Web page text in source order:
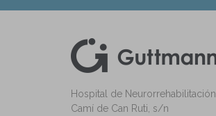
Hospital de Neurorrehabilitación
Camí de Can Ruti, s/n